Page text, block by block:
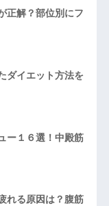
正解？部位別にフ
ダイエット方法を
ー１６選！中殿筋
れる原因は？腹筋